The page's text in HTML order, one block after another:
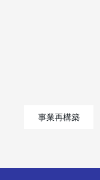
事業再構築